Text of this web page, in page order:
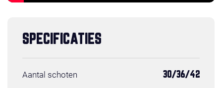
SPECIFICATIES
Aantal schoten 30/36/42